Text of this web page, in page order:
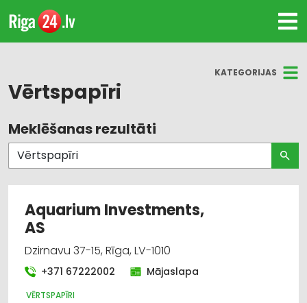
KATEGORIJAS
Vērtspapīri
Visas nozares
Vērtspapīri
Apmācība: dažādi
Bankas
Finanšu darbība
Meklēšanas rezultāti
Aquarium Investments,
AS
Dzirnavu 37-15, Rīga, LV-1010
+371 67222002 Mājaslapa
VĒRTSPAPĪRI